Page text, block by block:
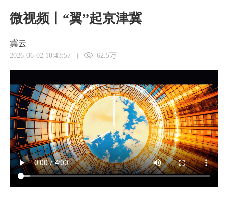
微视频丨“翼”起京津冀
冀云
2026-06-02 10:43:57 | 62.5万